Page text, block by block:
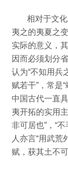
相对于文
夷之的夷夏之
实际的意义，
因而必须划分
认为“不知用兵
赋若干”，常是
中国古代一直
夷开拓的实用主
非可居也”，“
人亦言“用武荒
赋，获其土不可